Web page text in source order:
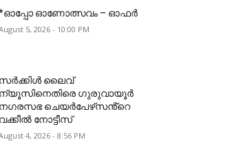
ഓണോത്സവം – ഓഫർ
5, 2026 - 10:00 PM
സർക്കിൾ ലൈവ്
ന്യൂസിനെതിരെ ഗുരുവായൂർ
നഗരസഭ ചെയർപേഴ്‌സൻ്റെ
വക്കീൽ നോട്ടീസ്
4, 2026 - 8:56 PM